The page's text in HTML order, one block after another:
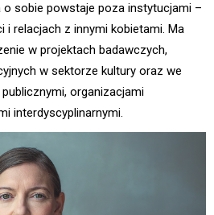
sobie powstaje poza instytucjami –
i relacjach z innymi kobietami. Ma
w projektach badawczych,
w sektorze kultury oraz we
organizacjami
interdyscyplinarnymi.